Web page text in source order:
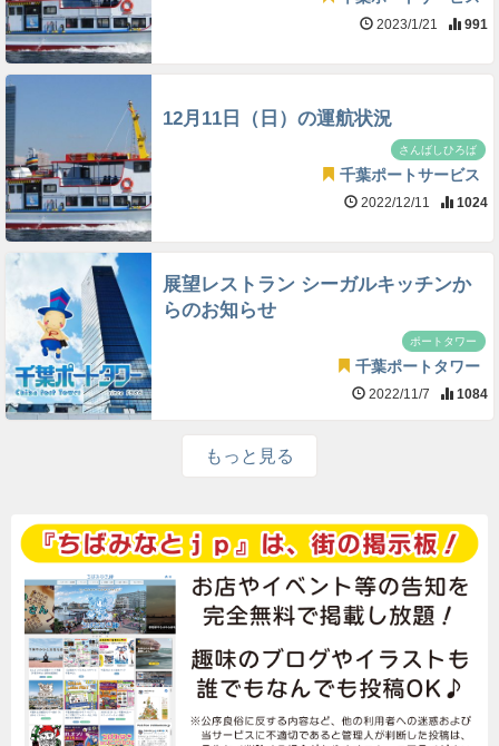
2023/1/21 991
12月11日（日）の運航状況
さんばしひろば
千葉ポートサービス
2022/12/11 1024
展望レストラン シーガルキッチンか
らのお知らせ
ポートタワー
千葉ポートタワー
2022/11/7 1084
もっと見る